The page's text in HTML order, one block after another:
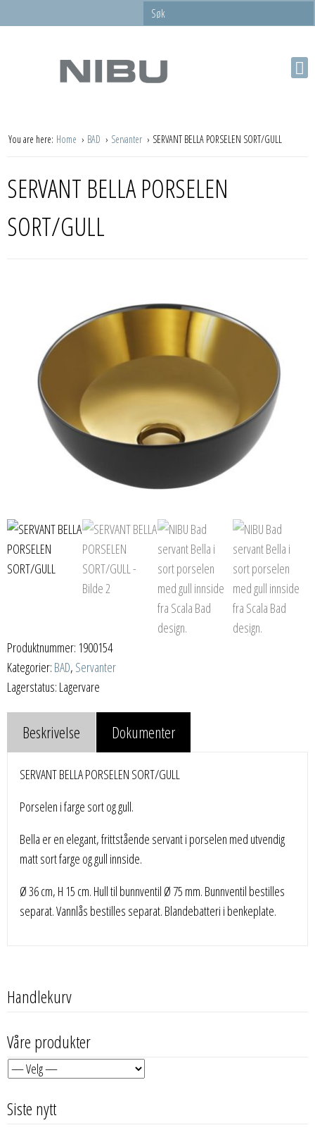
You are here: Home BAD Servanter SERVANT BELLA PORSELEN SORT/GULL
SERVANT BELLA PORSELEN
SORT/GULL
Produktnummer: 1900154
Kategorier: BAD, Servanter
Lagerstatus: Lagervare
Beskrivelse Dokumenter
SERVANT BELLA PORSELEN SORT/GULL
Porselen i farge sort og gull.
Bella er en elegant, frittstående servant i porselen med utvendig
matt sort farge og gull innside.
Ø 36 cm, H 15 cm. Hull til bunnventil Ø 75 mm. Bunnventil bestilles
separat. Vannlås bestilles separat. Blandebatteri i benkeplate.
Handlekurv
Våre produkter
Siste nytt